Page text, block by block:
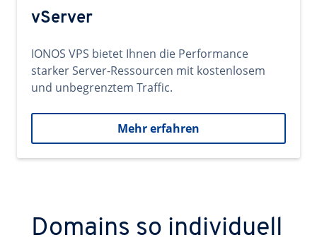
vServer
IONOS VPS bietet Ihnen die Performance
starker Server-Ressourcen mit kostenlosem
und unbegrenztem Traffic.
Mehr erfahren
Domains so individuell